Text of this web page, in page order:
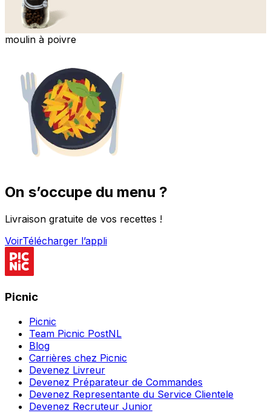
moulin à poivre
On s’occupe du menu ?
Livraison gratuite de vos recettes !
VoirTélécharger l’appli
Picnic
Picnic
Team Picnic PostNL
Blog
Carrières chez Picnic
Devenez Livreur
Devenez Préparateur de Commandes
Devenez Representante du Service Clientele
Devenez Recruteur Junior